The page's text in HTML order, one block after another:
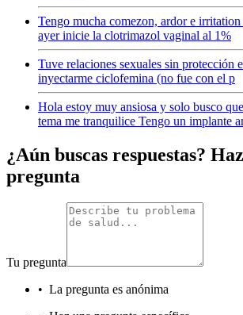
Tengo mucha comezon, ardor e
ayer inicie la clotrimazol vaginal al 1%
Tuve relaciones sexuales sin protección
inyectarme ciclofemina (no fue con el p
Hola estoy muy ansiosa y solo busco
tema me tranquilice Tengo un implante
¿Aún buscas respuestas?
pregunta
Tu pregunta
• La pregunta es anónima